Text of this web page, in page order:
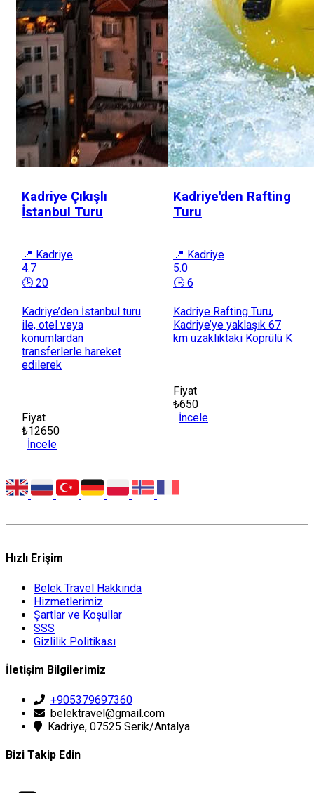
Kadriye Çıkışlı
İstanbul Turu
📍 Kadriye
4.7
🕒 20
Kadriye’den İstanbul turu
ile, otel veya
konumlardan
transferlerle hareket
edilerek
Fiyat
₺12650
İncele
Kadriye'den Rafting
Turu
📍 Kadriye
5.0
🕒 6
Kadriye Rafting Turu,
Kadriye’ye yaklaşık 67
km uzaklıktaki Köprülü K
Fiyat
₺650
İncele
Hızlı Erişim
Belek Travel Hakkında
Hizmetlerimiz
Şartlar ve Koşullar
SSS
Gizlilik Politikası
İletişim Bilgilerimiz
+905379697360
belektravel@gmail.com
Kadriye, 07525 Serik/Antalya
Bizi Takip Edin